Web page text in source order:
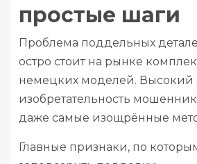
простые шаги
Проблема поддельных
остро стоит на рынке
немецких моделей. Высокий
изобретательность
даже самые изощрённые
Главные признаки, по